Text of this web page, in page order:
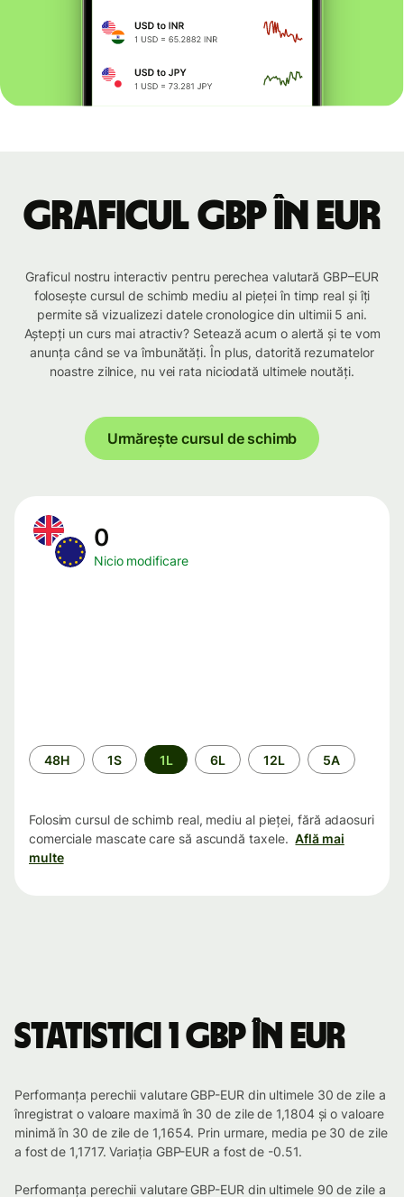
Graficul GBP în EUR
Graficul nostru interactiv pentru perechea valutară GBP–EUR
folosește cursul de schimb mediu al pieței în timp real și îți
permite să vizualizezi datele cronologice din ultimii 5 ani.
Aștepți un curs mai atractiv? Setează acum o alertă și te vom
anunța când se va îmbunătăți. În plus, datorită rezumatelor
noastre zilnice, nu vei rata niciodată ultimele noutăți.
Urmărește cursul de schimb
0
Nicio modificare
Perioada
48H 1S 1L 6L 12L 5A
Folosim cursul de schimb real, mediu al pieței, fără adaosuri
comerciale mascate care să ascundă taxele. Află mai
multe
Statistici 1 GBP în EUR
Performanța perechii valutare GBP-EUR din ultimele 30 de zile a
înregistrat o valoare maximă în 30 de zile de 1,1804 și o valoare
minimă în 30 de zile de 1,1654. Prin urmare, media pe 30 de zile
a fost de 1,1717. Variația GBP-EUR a fost de -0.51.
Performanța perechii valutare GBP-EUR din ultimele 90 de zile a